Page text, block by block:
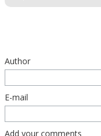
Author
E-mail
Add your comments